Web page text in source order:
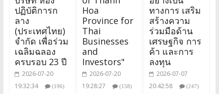
ปฏิบัติการก
ลาง
(ประเทศไทย)
จำกัด เพื่อร่วม
เฉลิมฉลอง
ครบรอบ 23 ปี
2026-07-20
19:32:34
(196)
Hoa
Province for
Thai
Businesses
and
Investors"
2026-07-20
19:28:27
(158)
ทางการ เสริม
สร้างความ
ร่วมมือด้าน
เศรษฐกิจ การ
ค้า และการ
ลงทุน
2026-07-07
20:42:58
(247)